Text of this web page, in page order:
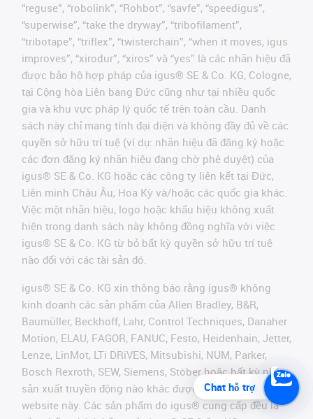
“reguse”, “robolink”, “Rohbot”, “savfe”, “speedigus”,
“superwise”, “take the dryway”, “tribofilament”,
“tribotape”, “triflex”, “twisterchain”, “when it moves, igus
improves”, “xirodur”, “xiros” và “yes” là các nhãn hiệu đã
được bảo hộ hợp pháp của igus® SE & Co. KG, Cologne,
tại Cộng hòa Liên bang Đức cũng như tại nhiều quốc
gia và khu vực pháp lý quốc tế trên toàn cầu. Danh
sách này chỉ mang tính đại diện và không đầy đủ về các
quyền sở hữu trí tuệ (ví dụ: nhãn hiệu đã đăng ký hoặc
các đơn đăng ký nhãn hiệu đang chờ phê duyệt) của
igus® SE & Co. KG hoặc các công ty liên kết tại Đức,
Liên minh Châu Âu, Hoa Kỳ và/hoặc các quốc gia khác.
Việc một nhãn hiệu, logo hoặc khẩu hiệu không xuất
hiện trong danh sách này không đồng nghĩa với việc
igus® SE & Co. KG từ bỏ bất kỳ quyền sở hữu trí tuệ
nào đối với các tài sản đó.
igus® SE & Co. KG xin thông báo rằng igus® không
kinh doanh các sản phẩm của Allen Bradley, B&R,
Baumüller, Beckhoff, Lahr, Control Techniques, Danaher
Motion, ELAU, FAGOR, FANUC, Festo, Heidenhain, Jetter,
Lenze, LinMot, LTi DRiVES, Mitsubishi, NUM, Parker,
Bosch Rexroth, SEW, Siemens, Stöber hoặc bất kỳ nhà
sản xuất truyền động nào khác được đề cập trên
website này. Các sản phẩm do igus® cung cấp đều là
Chat hỗ trợ